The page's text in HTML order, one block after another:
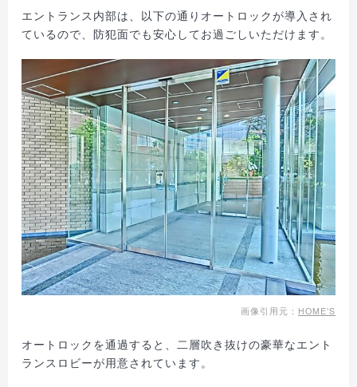
エントランス内部は、以下の通りオートロックが導入され
ているので、防犯面でも安心してお過ごしいただけます。
画像引用元： HOME’S
オートロックを通過すると、二層吹き抜けの豪華なエント
ランスロビーが用意されています。